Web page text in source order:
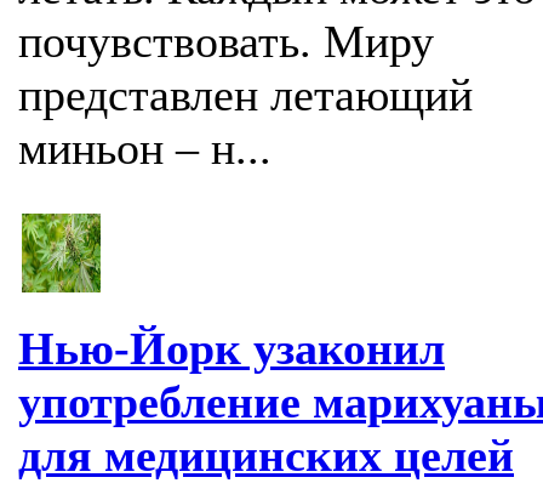
почувствовать. Миру
представлен летающий
миньон – н...
Нью-Йорк узаконил
употребление
для медицинских целей